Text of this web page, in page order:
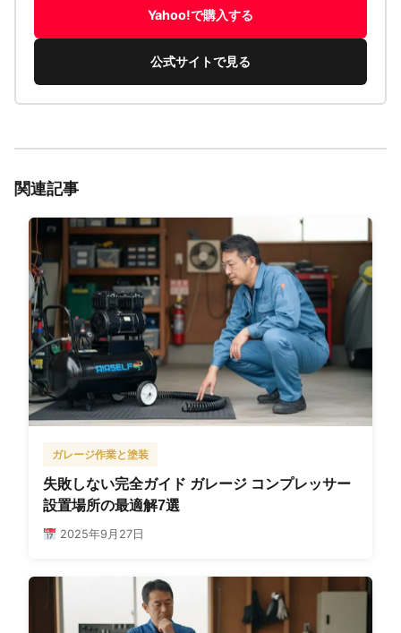
Yahoo!で購入する
公式サイトで見る
関連記事
ガレージ作業と塗装
失敗しない完全ガイド ガレージ コンプレッサー
設置場所の最適解7選
2025年9月27日